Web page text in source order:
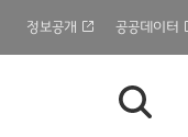
정보공개 공공데이터